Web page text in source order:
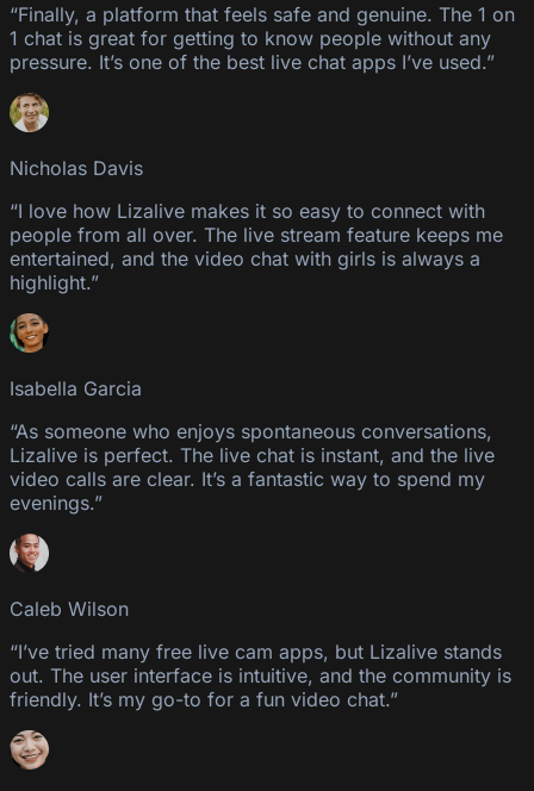
“Finally, a platform that feels safe and genuine. The 1 on
1 chat is great for getting to know people without any
pressure. It’s one of the best live chat apps I’ve used.”
Nicholas Davis
“I love how Lizalive makes it so easy to connect with
people from all over. The live stream feature keeps me
entertained, and the video chat with girls is always a
highlight.”
Isabella Garcia
“As someone who enjoys spontaneous conversations,
Lizalive is perfect. The live chat is instant, and the live
video calls are clear. It’s a fantastic way to spend my
evenings.”
Caleb Wilson
“I’ve tried many free live cam apps, but Lizalive stands
out. The user interface is intuitive, and the community is
friendly. It’s my go-to for a fun video chat.”